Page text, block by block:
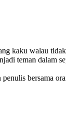
kaku walau
teman dalam
bersama